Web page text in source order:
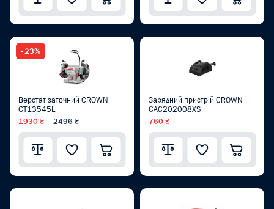
- 23%
Верстат заточний CROWN
CT13545L
1930 ₴ 2496 ₴
Зарядний пристрій CROWN
CAC202008XS
760 ₴